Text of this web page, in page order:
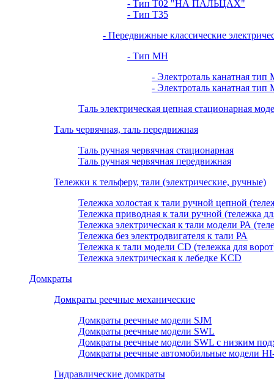
- Тип Т02 "НА ПАЛЬЦАХ"
- Тип Т35
- Передвижные классические
- Тип МН
- Электроталь канатная
- Электроталь канатная
Таль электрическая цепная стационарная
Таль червячная, таль передвижная
Таль ручная червячная стационарная
Таль ручная червячная передвижная
Тележки к тельферу, тали (электрические, ручные)
Тележка холостая к тали ручной цепной
Тележка приводная к тали ручной (тележка
Тележка электрическая к тали модели РА
Тележка без электродвигателя к тали РА
Тележка к тали модели CD (тележка для
Тележка электрическая к лебедке KCD
Домкраты
Домкраты реечные механические
Домкраты реечные модели SJM
Домкраты реечные модели SWL
Домкраты реечные модели SWL с низким
Домкраты реечные автомобильные модели
Гидравлические домкраты